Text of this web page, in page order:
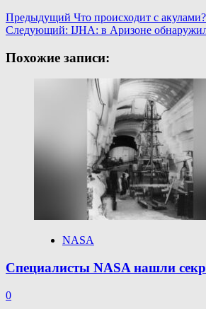
Навигация
записи
Предыдущий Что происходит с
Следующий: IJHA: в Аризоне
Похожие записи:
NASA
Специалисты NASA нашли
0